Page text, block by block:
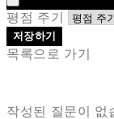
평점 주기
저장하기
목록으로 가기
작성된 질문이 없